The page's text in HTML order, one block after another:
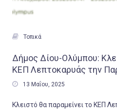
 Τοπικά
Δήμος Δίου-Ολύμπου:
ΚΕΠ Λεπτοκαρυάς την
 13 Μαΐου, 2025
Κλειστό θα παραμείνει το ΚΕΠ